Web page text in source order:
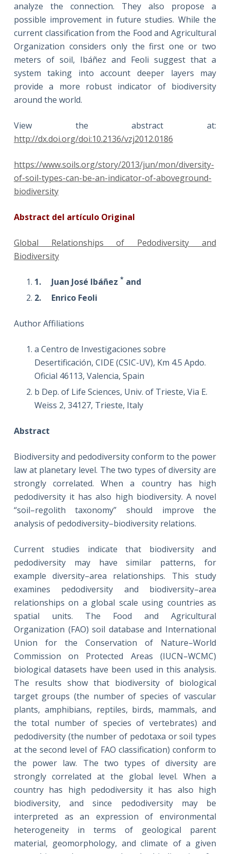
analyze the connection. They also propose a
possible improvement in future studies. While the
current classification from the Food and Agricultural
Organization considers only the first one or two
meters of soil, Ibáñez and Feoli suggest that a
system taking into account deeper layers may
provide a more robust indicator of biodiversity
around the world.
View the abstract at:
http://dx.doi.org/doi:10.2136/vzj2012.0186
https://www.soils.org/story/2013/jun/mon/diversity-
of-soil-types-can-be-an-indicator-of-aboveground-
biodiversity
Abstract del artículo Original
Global Relationships of Pedodiversity and
Biodiversity
1. Juan José Ibáñez * and
2. Enrico Feoli
Author Affiliations
a Centro de Investigaciones sobre
Desertificación, CIDE (CSIC-UV), Km 4.5 Apdo.
Oficial 46113, Valencia, Spain
b Dep. of Life Sciences, Univ. of Trieste, Via E.
Weiss 2, 34127, Trieste, Italy
Abstract
Biodiversity and pedodiversity conform to the power
law at planetary level. The two types of diversity are
strongly correlated. When a country has high
pedodiversity it has also high biodiversity. A novel
“soil–regolith taxonomy” should improve the
analysis of pedodiversity–biodiversity relations.
Current studies indicate that biodiversity and
pedodiversity may have similar patterns, for
example diversity–area relationships. This study
examines pedodiversity and biodiversity–area
relationships on a global scale using countries as
spatial units. The Food and Agricultural
Organization (FAO) soil database and International
Union for the Conservation of Nature–World
Commission on Protected Areas (IUCN–WCMC)
biological datasets have been used in this analysis.
The results show that biodiversity of biological
target groups (the number of species of vascular
plants, amphibians, reptiles, birds, mammals, and
the total number of species of vertebrates) and
pedodiversity (the number of pedotaxa or soil types
at the second level of FAO classification) conform to
the power law. The two types of diversity are
strongly correlated at the global level. When a
country has high pedodiversity it has also high
biodiversity, and since pedodiversity may be
interpreted as an expression of environmental
heterogeneity in terms of geological parent
material, geomorphology, and climate of a given